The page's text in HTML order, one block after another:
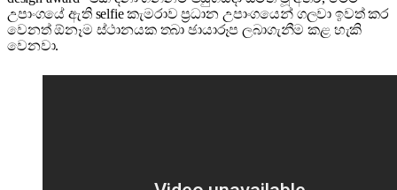
උපාංගයේ ඇති selfie කැමරාව ප්‍රධාන උපාංගයෙන් ගලවා ඉවත් කර
වෙනත් ඕනෑම ස්ථානයක තබා ඡායාරූප ලබාගැනීම කළ හැකි
වෙනවා.